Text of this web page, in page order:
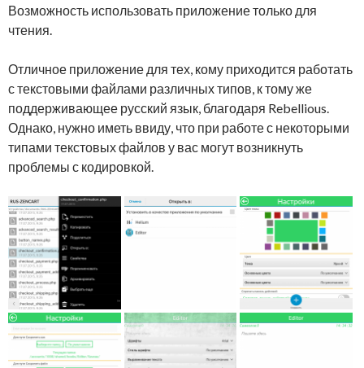
Возможность использовать приложение только для
чтения.
Отличное приложение для тех, кому приходится работать
с текстовыми файлами различных типов, к тому же
поддерживающее русский язык, благодаря Rebellious.
Однако, нужно иметь ввиду, что при работе с некоторыми
типами текстовых файлов у вас могут возникнуть
проблемы с кодировкой.